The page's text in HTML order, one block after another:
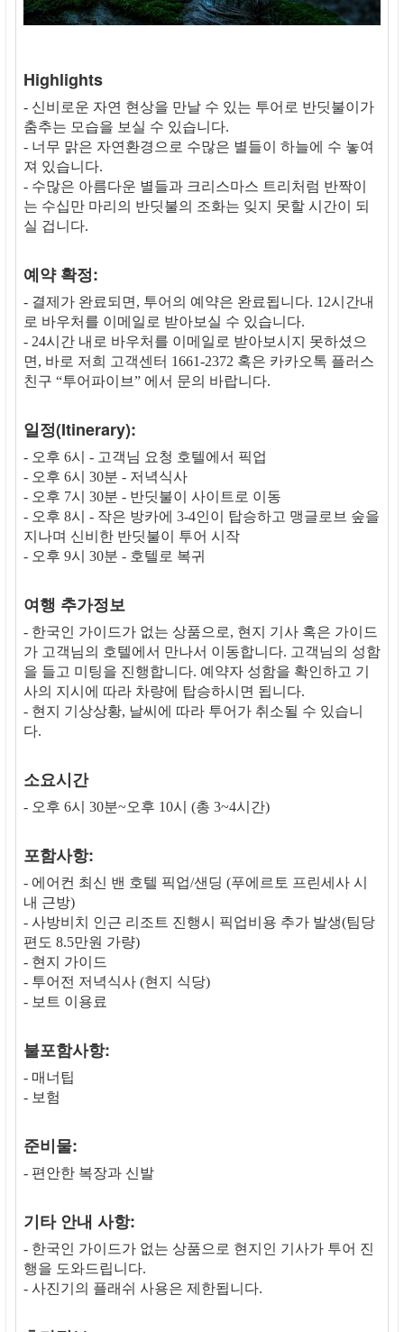
Highlights
- 신비로운 자연 현상을 만날 수 있는 투어로 반딧불이가
춤추는 모습을 보실 수 있습니다.
- 너무 맑은 자연환경으로 수많은 별들이 하늘에 수 놓여
져 있습니다.
- 수많은 아름다운 별들과 크리스마스 트리처럼 반짝이
는 수십만 마리의 반딧불의 조화는 잊지 못할 시간이 되
실 겁니다.
예약 확정:
- 결제가 완료되면, 투어의 예약은 완료됩니다. 12시간내
로 바우처를 이메일로 받아보실 수 있습니다.
- 24시간 내로 바우처를 이메일로 받아보시지 못하셨으
면, 바로 저희 고객센터 1661-2372 혹은 카카오톡 플러스
친구 “투어파이브” 에서 문의 바랍니다.
일정(Itinerary):
- 오후 6시 - 고객님 요청 호텔에서 픽업
- 오후 6시 30분 - 저녁식사
- 오후 7시 30분 - 반딧불이 사이트로 이동
- 오후 8시 - 작은 방카에 3-4인이 탑승하고 맹글로브 숲을
지나며 신비한 반딧불이 투어 시작
- 오후 9시 30분 - 호텔로 복귀
여행 추가정보
- 한국인 가이드가 없는 상품으로, 현지 기사 혹은 가이드
가 고객님의 호텔에서 만나서 이동합니다. 고객님의 성함
을 들고 미팅을 진행합니다. 예약자 성함을 확인하고 기
사의 지시에 따라 차량에 탑승하시면 됩니다.
- 현지 기상상황, 날씨에 따라 투어가 취소될 수 있습니
다.
소요시간
- 오후 6시 30분~오후 10시 (총 3~4시간)
포함사항:
- 에어컨 최신 밴 호텔 픽업/샌딩 (푸에르토 프린세사 시
내 근방)
- 사방비치 인근 리조트 진행시 픽업비용 추가 발생(팀당
편도 8.5만원 가량)
- 현지 가이드
- 투어전 저녁식사 (현지 식당)
- 보트 이용료
불포함사항:
- 매너팁
- 보험
준비물:
- 편안한 복장과 신발
기타 안내 사항:
- 한국인 가이드가 없는 상품으로 현지인 기사가 투어 진
행을 도와드립니다.
- 사진기의 플래쉬 사용은 제한됩니다.